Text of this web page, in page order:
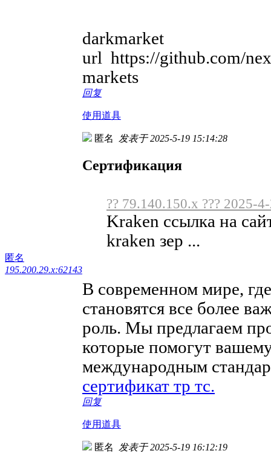
darkmarket
url https://github.com/
markets
回复
使用道具
匿名
195.200.29.x:62143
匿名 发表于 2025-5-19 15:14:28
Сертификация
?? 79.140.150.x ??? 2025-
Kraken ссылка на
kraken зер ...
В современном мире,
становятся все более
роль. Мы предлагаем
которые помогут
международным
сертификат тр тс.
回复
使用道具
匿名 发表于 2025-5-19 16:12:19